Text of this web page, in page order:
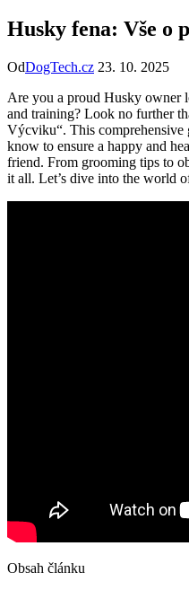
Husky fena: Vše o
OdDogTech.cz 23. 10. 2025
Are you a proud Husky owner
and training? Look no further
Výcviku“. This comprehensive
know to ensure a happy and
friend. From grooming tips to
it all. Let’s dive into the world
Obsah článku